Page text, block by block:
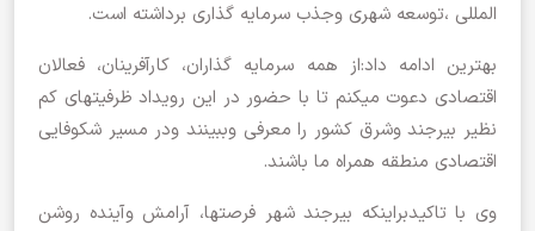
المللی ،توسعه شهری وجذب سرمایه گذاری برداشته است.
بهترین ادامه داد:از همه سرمایه گذاران، کارآفرینان، فعالان
اقتصادی دعوت میکنم تا با حضور در این رویداد ظرفیتهای کم
نظیر بیرجند وشرق کشور را معرفی وببینند ودر مسیر شکوفایی
اقتصادی منطقه همراه ما باشند.
وی با تاکیدبراینکه بیرجند شهر فرصتها، آرامش وآینده روشن